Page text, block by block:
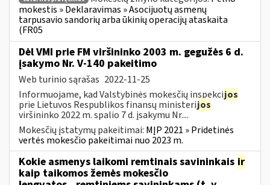
mokestis » Deklaravimas » Asocijuotų asmenų
tarpusavio sandorių arba ūkinių operacijų ataskaita
(FR05
Dėl VMI prie FM viršininko 2003 m. gegužės 6 d.
įsakymo Nr. V-140 pakeitimo
Web turinio sąrašas 2022-11-25
Informuojame, kad Valstybinės mokesčių inspekcijos
prie Lietuvos Respublikos finansų ministerijos
viršininko 2022 m. spalio 7 d. įsakymu Nr....
Mokesčių įstatymų pakeitimai: MĮP 2021 » Pridetinės
vertės mokesčio pakeitimai nuo 2023 m.
Kokie asmenys laikomi remtinais savininkais ir
kaip taikomos žemės mokesčio